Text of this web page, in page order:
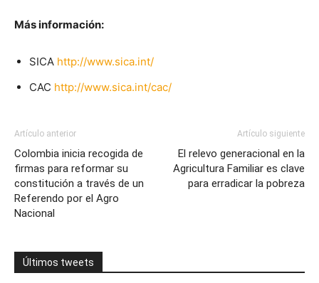
Más información:
SICA http://www.sica.int/
CAC http://www.sica.int/cac/
Artículo anterior
Colombia inicia recogida de
firmas para reformar su
constitución a través de un
Referendo por el Agro
Nacional
Artículo siguiente
El relevo generacional en la
Agricultura Familiar es clave
para erradicar la pobreza
Últimos tweets